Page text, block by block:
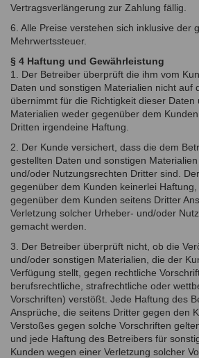
Vertragsverlängerung zur Zahlung fällig.
6. Alle Preise verstehen sich inklusive der
Mehrwertssteuer.
§ 4 Haftung und Gewährleistung
1. Der Betreiber überprüft die ihm vom
Daten und sonstigen Materialien nicht auf
übernimmt für die Richtigkeit dieser Daten
Materialien weder gegenüber dem
Dritten irgendeine Haftung.
2. Der Kunde versichert, dass die dem
gestellten Daten und sonstigen
und/oder Nutzungsrechten Dritter sind.
gegenüber dem Kunden keinerlei
gegenüber dem Kunden seitens Dritter
Verletzung solcher Urheber- und/oder
gemacht werden.
3. Der Betreiber überprüft nicht, ob die
und/oder sonstigen Materialien, die der
Verfügung stellt, gegen rechtliche
berufsrechtliche, strafrechtliche oder
Vorschriften) verstößt. Jede Haftung des
Ansprüche, die seitens Dritter gegen den
Verstoßes gegen solche Vorschriften
und jede Haftung des Betreibers für
Kunden wegen einer Verletzung solcher